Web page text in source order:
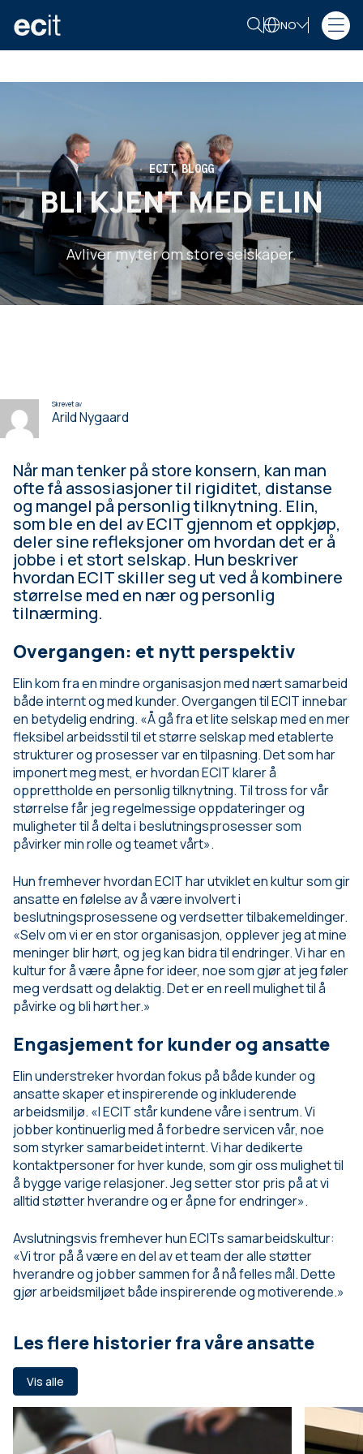
NO
ECIT BLOGG
BLI KJENT MED ELIN
Avliver myter om store selskaper.
Skrevet av
Arild Nygaard
Når man tenker på store konsern, kan man
ofte få assosiasjoner til rigiditet, distanse
og mangel på personlig tilknytning. Elin,
som ble en del av ECIT gjennom et oppkjøp,
deler sine refleksjoner om hvordan det er å
jobbe i et stort selskap. Hun beskriver
hvordan ECIT skiller seg ut ved å kombinere
størrelse med en nær og personlig
tilnærming.
Overgangen: et nytt perspektiv
Elin kom fra en mindre organisasjon med nært samarbeid
både internt og med kunder. Overgangen til ECIT innebar
en betydelig endring. «Å gå fra et lite selskap med en mer
fleksibel arbeidsstil til et større selskap med etablerte
strukturer og prosesser var en tilpasning. Det som har
imponert meg mest, er hvordan ECIT klarer å
opprettholde en personlig tilknytning. Til tross for vår
størrelse får jeg regelmessige oppdateringer og
muligheter til å delta i beslutningsprosesser som
påvirker min rolle og teamet vårt».
Hun fremhever hvordan ECIT har utviklet en kultur som gir
ansatte en følelse av å være involvert i
beslutningsprosessene og verdsetter tilbakemeldinger.
«Selv om vi er en stor organisasjon, opplever jeg at mine
meninger blir hørt, og jeg kan bidra til endringer. Vi har en
kultur for å være åpne for ideer, noe som gjør at jeg føler
meg verdsatt og delaktig. Det er en reell mulighet til å
påvirke og bli hørt her.»
Engasjement for kunder og ansatte
Elin understreker hvordan fokus på både kunder og
ansatte skaper et inspirerende og inkluderende
arbeidsmiljø. «I ECIT står kundene våre i sentrum. Vi
jobber kontinuerlig med å forbedre servicen vår, noe
som styrker samarbeidet internt. Vi har dedikerte
kontaktpersoner for hver kunde, som gir oss mulighet til
å bygge varige relasjoner. Jeg setter stor pris på at vi
alltid støtter hverandre og er åpne for endringer».
Avslutningsvis fremhever hun ECITs samarbeidskultur:
«Vi tror på å være en del av et team der alle støtter
hverandre og jobber sammen for å nå felles mål. Dette
gjør arbeidsmiljøet både inspirerende og motiverende.»
Les flere historier fra våre ansatte
Vis alle